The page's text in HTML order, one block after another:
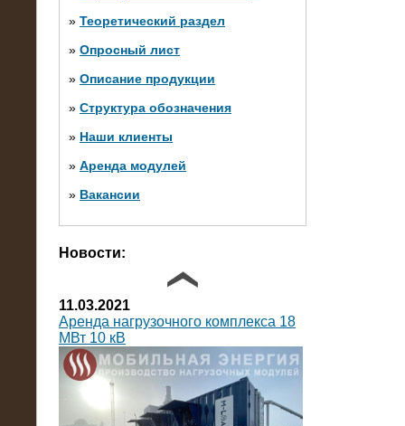
» Теоретический раздел
» Опросный лист
» Описание продукции
» Структура обозначения
» Наши клиенты
» Аренда модулей
» Вакансии
Новости:
10.10.2014
Нагрузочный комплекс 20 МВт в 2
яруса (напряжение 6-10 кВ)
11.03.2021
Аренда нагрузочного комплекса 18
МВт 10 кВ